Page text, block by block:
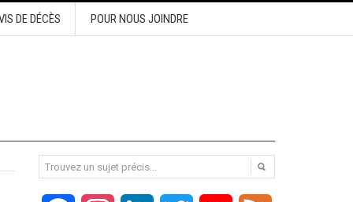
DE DÉCÈS POUR NOUS JOINDRE